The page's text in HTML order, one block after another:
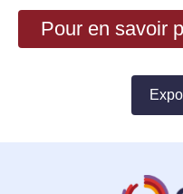
Pour en savoir